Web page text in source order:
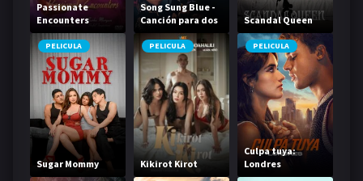
Passionate
Encounters
Song Sung Blue -
Canción para dos
Scandal Queen
PELICULA
Sugar Mommy
PELICULA
Kikirot Kirot
PELICULA
Culpa tuya:
Londres